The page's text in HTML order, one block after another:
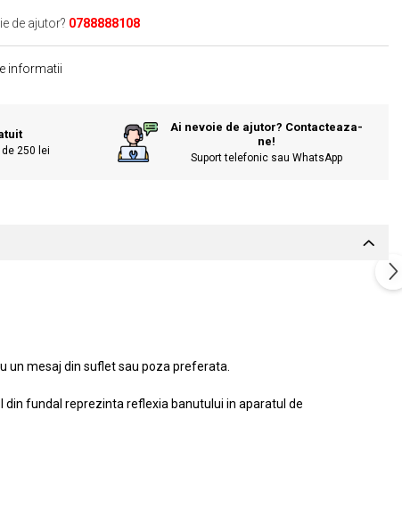
de ajutor? 0788888108
informatii
250 lei
Ai nevoie de ajutor? Contacteaza-
ne!
Suport telefonic sau WhatsApp
un mesaj din suflet sau poza preferata.
din fundal reprezinta reflexia banutului in aparatul de